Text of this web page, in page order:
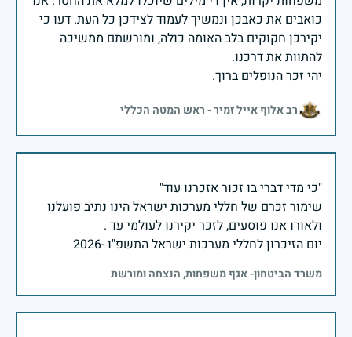
כואבים את כאבכן ונמשיך לעמוד לצידכן כל העת. דעו כי
יקירכן חקוקים בלב האומה כולה, ומורשתם ממשיכה
יהי זכר הנופלים ברוך.
רב אלוף אייל זמיר - ראש המטה הכללי
שימור זכרם של חללי מערכות ישראל הינו נתיב פועלנו
יום הזיכרון לחללי מערכות ישראל התשפ"ו -2026
משרד הביטחון- אגף משפחות, הנצחה ומורשת